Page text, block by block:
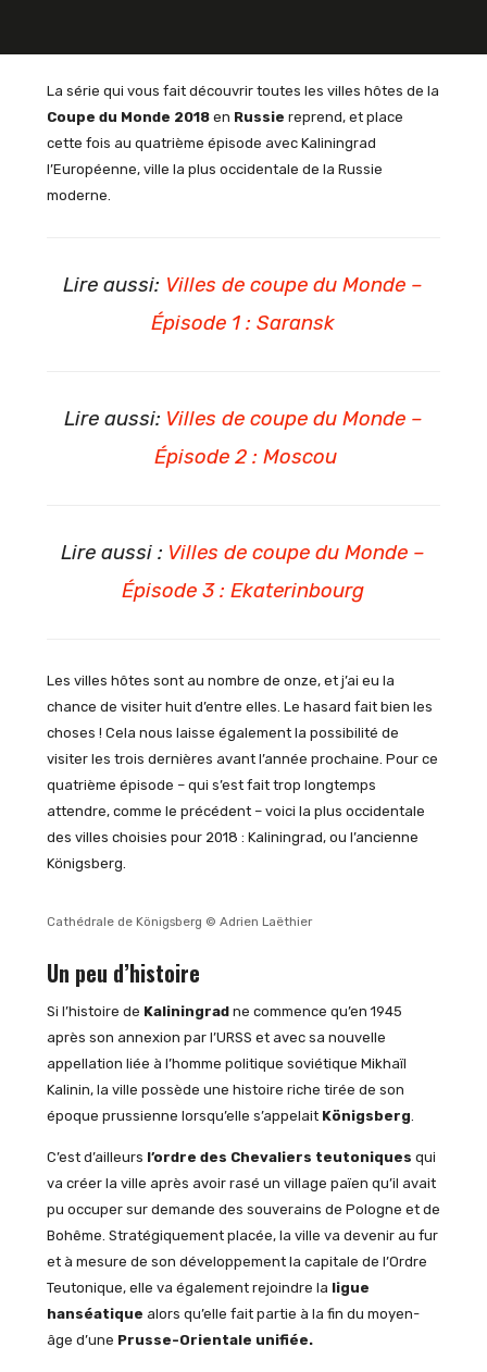
La série qui vous fait découvrir toutes les villes hôtes de la
Coupe du Monde 2018en Russie reprend, et place
cette fois au quatrième épisode avec Kaliningrad
l’Européenne, ville la plus occidentale de la Russie
moderne.
Lire aussi: Villes de coupe du Monde –
Épisode 1 : Saransk
Lire aussi: Villes de coupe du Monde –
Épisode 2 : Moscou
Lire aussi : Villes de coupe du Monde –
Épisode 3 : Ekaterinbourg
Les villes hôtes sont au nombre de onze, et j’ai eu la
chance de visiter huit d’entre elles. Le hasard fait bien les
choses ! Cela nous laisse également la possibilité de
visiter les trois dernières avant l’année prochaine. Pour ce
quatrième épisode – qui s’est fait trop longtemps
attendre, comme le précédent – voici la plus occidentale
des villes choisies pour 2018 : Kaliningrad, ou l’ancienne
Königsberg.
Cathédrale de Königsberg © Adrien Laëthier
Un peu d’histoire
Si l’histoire de Kaliningradne commence qu’en 1945
après son annexion par l’URSS et avec sa nouvelle
appellation liée à l’homme politique soviétique Mikhaïl
Kalinin, la ville possède une histoire riche tirée de son
époque prussienne lorsqu’elle s’appelait Königsberg
C’est d’ailleurs l’ordre des Chevaliers teutoniques qui
va créer la ville après avoir rasé un village païen qu’il avait
pu occuper sur demande des souverains de Pologne et de
Bohême. Stratégiquement placée, la ville va devenir au fur
et à mesure de son développement la capitale de l’Ordre
Teutonique, elle va également rejoindre la ligue
hanséatique alors qu’elle fait partie à la fin du moyen-
âge d’une Prusse-Orientale unifiée.